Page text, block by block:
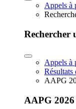
Appels à
Rechercher
Appels à
AAPG
AAPG 2026